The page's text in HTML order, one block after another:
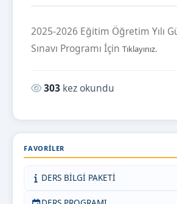
2025-2026 Eğitim Öğretim Yılı
Sınavı Programı İçin Tıklayınız.
Okunma sayısı:
303 kez okundu
FAVORILER
DERS BİLGİ PAKETİ